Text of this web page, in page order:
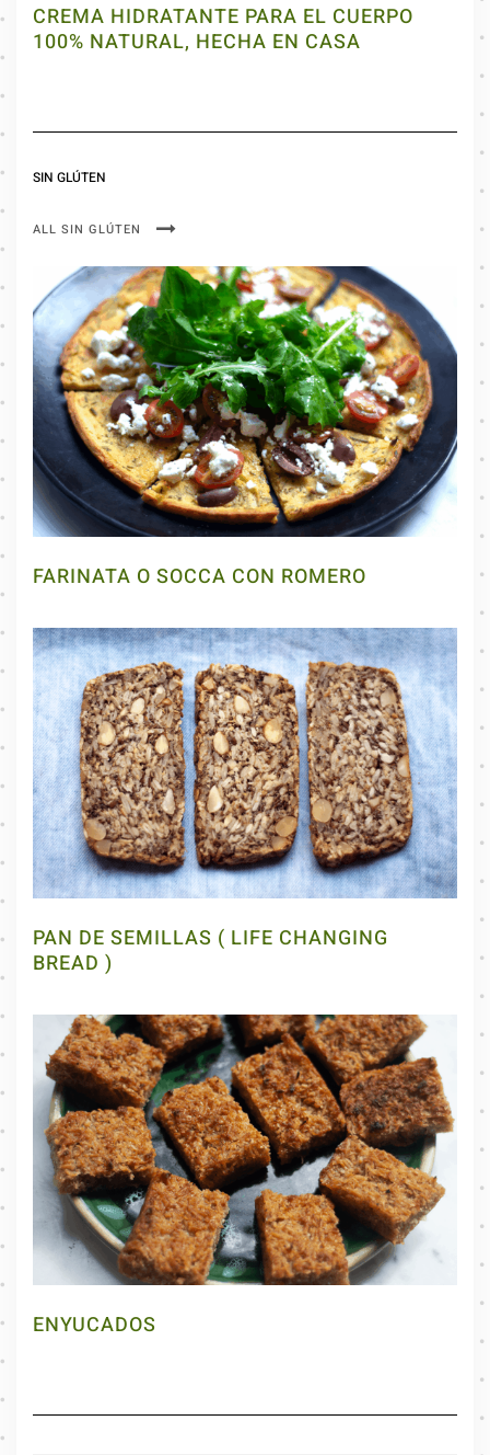
CREMA HIDRATANTE PARA EL CUERPO
100% NATURAL, HECHA EN CASA
SIN GLÚTEN
ALL SIN GLÚTEN
FARINATA O SOCCA CON ROMERO
PAN DE SEMILLAS ( LIFE CHANGING
BREAD )
ENYUCADOS